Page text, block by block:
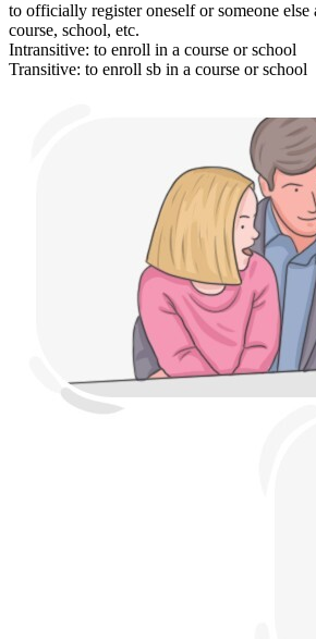
to officially register oneself or someone else
course, school, etc.
Intransitive: to enroll in a course or school
Transitive: to enroll sb in a course or school